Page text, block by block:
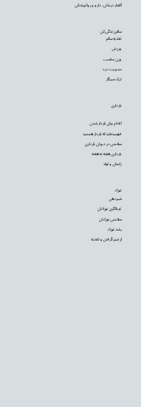
نوزاد
شیردهی
غربالگری نوزادان
سلامتی نوزادان
رشد نوزاد
از شیر گرفتن و تغذیه
بارداری
اقدام برای باردار شدن
فهمیده‌اید که باردار هستید
سلامتی در دوران بارداری
بارداری هفته به هفته
زایمان و تولد
سالم زندگی کن
تغذیه سالم
ورزش
وزن مناسب
مدیریت درد
ترک سیگار
گفتار درمانی، دارو و روانپزشکی